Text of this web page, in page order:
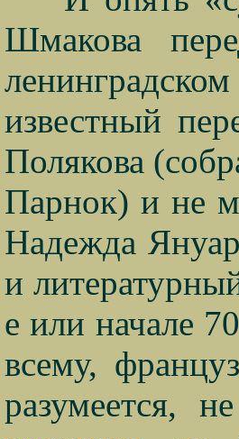
Шмакова
известный
Полякова
Парнок) и не
Надежда
и
е или начале
всему,
разумеется,